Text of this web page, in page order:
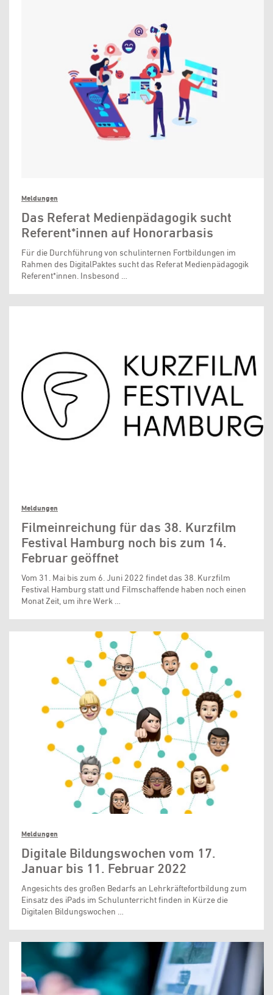
Meldungen
Das Referat Medienpädagogik sucht
Referent*innen auf Honorarbasis
Für die Durchführung von schulinternen Fortbildungen im
Rahmen des DigitalPaktes sucht das Referat Medienpädagogik
Referent*innen. Insbesond …
Meldungen
Filmeinreichung für das 38. Kurzfilm
Festival Hamburg noch bis zum 14.
Februar geöffnet
Vom 31. Mai bis zum 6. Juni 2022 findet das 38. Kurzfilm
Festival Hamburg statt und Filmschaffende haben noch einen
Monat Zeit, um ihre Werk …
Meldungen
Digitale Bildungswochen vom 17.
Januar bis 11. Februar 2022
Angesichts des großen Bedarfs an Lehrkräftefortbildung zum
Einsatz des iPads im Schulunterricht finden in Kürze die
Digitalen Bildungswochen …